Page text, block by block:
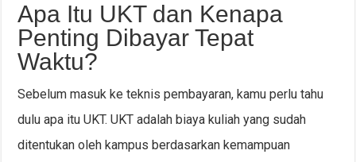
Apa Itu UKT dan Kenapa
Penting Dibayar Tepat
Waktu?
Sebelum masuk ke teknis pembayaran, kamu perlu tahu
dulu apa itu UKT. UKT adalah biaya kuliah yang sudah
ditentukan oleh kampus berdasarkan kemampuan